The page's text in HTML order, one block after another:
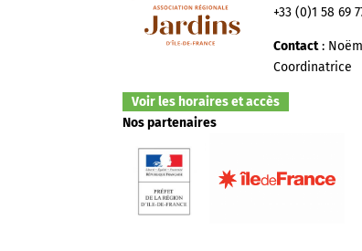
+33 (0)1 58
Contact:
Coordinatrice
Voir les horaires et accès
Nos partenaires